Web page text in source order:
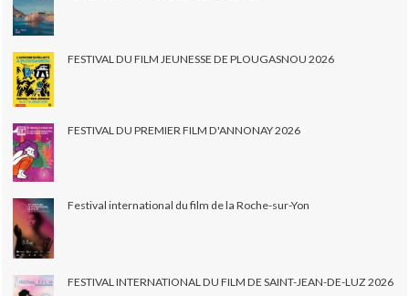
FESTIVAL DU FILM JEUNESSE DE PLOUGASNOU 2026
FESTIVAL DU PREMIER FILM D'ANNONAY 2026
Festival international du film de la Roche-sur-Yon
FESTIVAL INTERNATIONAL DU FILM DE SAINT-JEAN-DE-LUZ 2026